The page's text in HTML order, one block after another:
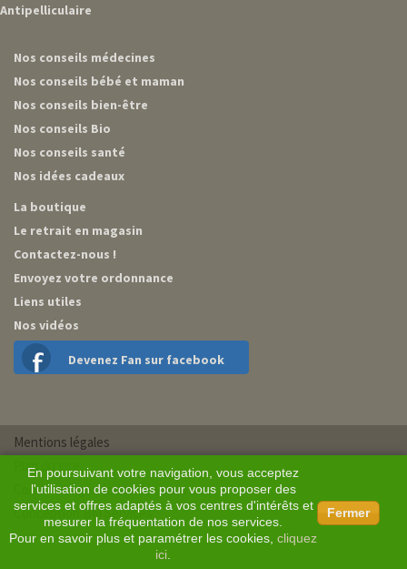
Antipelliculaire
Nos conseils médecines
Nos conseils bébé et maman
Nos conseils bien-être
Nos conseils Bio
Nos conseils santé
Nos idées cadeaux
La boutique
Le retrait en magasin
Contactez-nous !
Envoyez votre ordonnance
Liens utiles
Nos vidéos
Devenez Fan sur facebook
En poursuivant votre navigation, vous acceptez
l'utilisation de cookies pour vous proposer des
services et offres adaptés à vos centres d'intérêts et
mesurer la fréquentation de nos services.
Pour en savoir plus et paramétrer les cookies, cliquez
ici
Fermer
Mentions légales
Plan du site
Conditions générales de vente
Conception BM Services